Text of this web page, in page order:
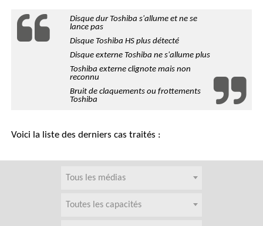
Disque dur Toshiba s'allume et ne se
lance pas
Disque Toshiba HS plus détecté
Disque externe Toshiba ne s'allume plus
Toshiba externe clignote mais non
reconnu
Bruit de claquements ou frottements
Toshiba
Voici la liste des derniers cas traités :
Tous les médias
Toutes les capacités